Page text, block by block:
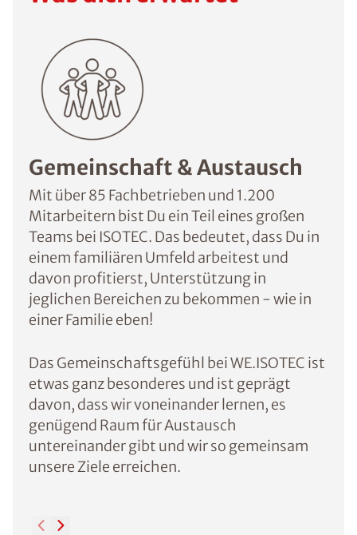
Gemeinschaft & Austausch
Mit über 85 Fachbetrieben und 1.200
Mitarbeitern bist Du ein Teil eines großen
Teams bei ISOTEC. Das bedeutet, dass Du in
einem familiären Umfeld arbeitest und
davon profitierst, Unterstützung in
jeglichen Bereichen zu bekommen - wie in
einer Familie eben!
Das Gemeinschaftsgefühl bei WE.ISOTEC ist
etwas ganz besonderes und ist geprägt
davon, dass wir voneinander lernen, es
genügend Raum für Austausch
untereinander gibt und wir so gemeinsam
unsere Ziele erreichen.